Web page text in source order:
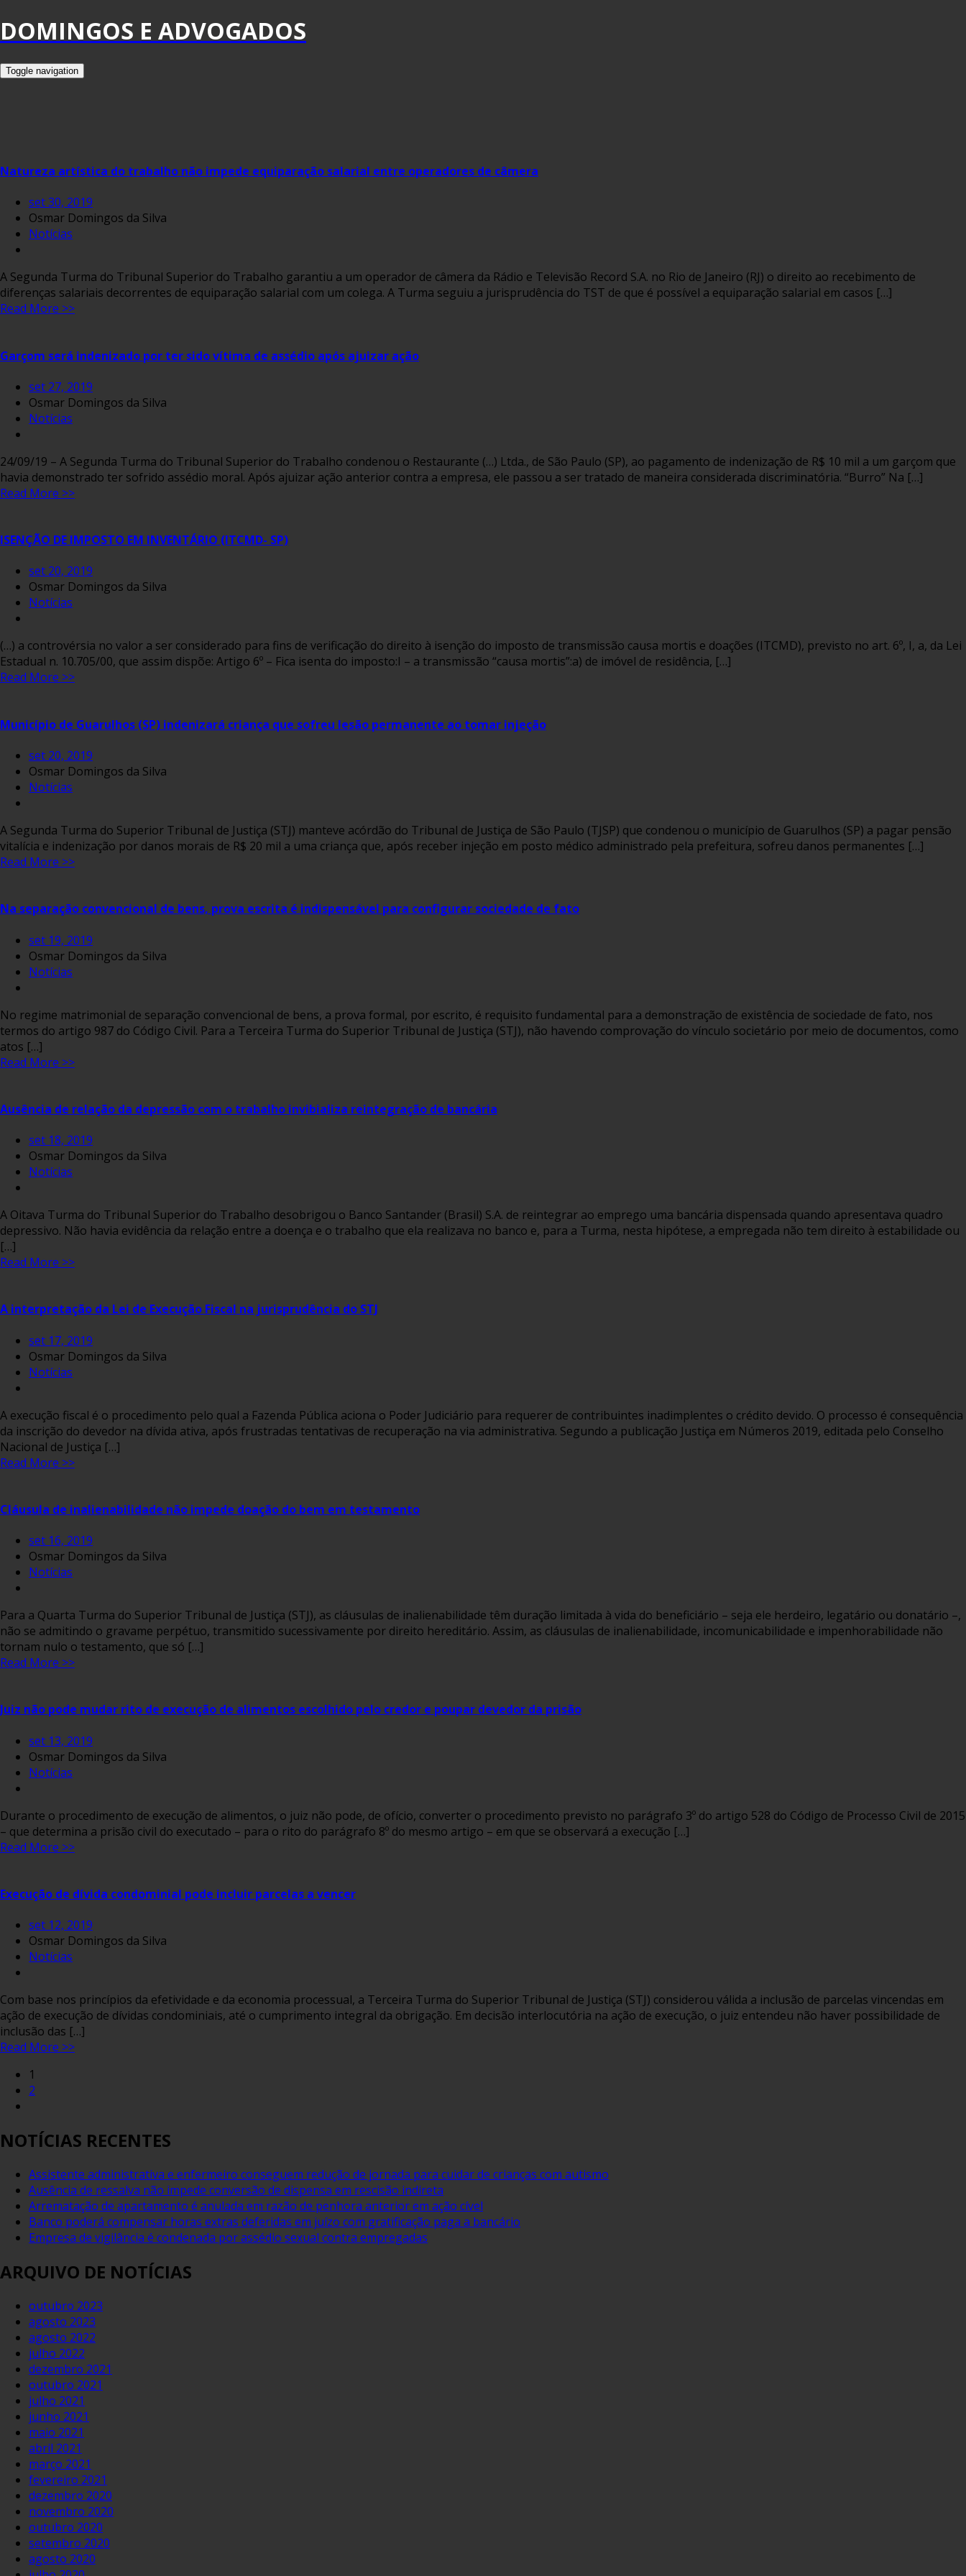
DOMINGOS E ADVOGADOS
Toggle navigation
Natureza artística do trabalho não impede equiparação salarial entre operadores de câmera
set 30, 2019
Osmar Domingos da Silva
Notícias
A Segunda Turma do Tribunal Superior do Trabalho garantiu a um operador de câmera da Rádio e Televisão Record S.A. no Rio de Janeiro (RJ) o direito ao recebimento de
diferenças salariais decorrentes de equiparação salarial com um colega. A Turma seguiu a jurisprudência do TST de que é possível a equiparação salarial em casos […]
Read More >>
Garçom será indenizado por ter sido vítima de assédio após ajuizar ação
set 27, 2019
Osmar Domingos da Silva
Notícias
24/09/19 – A Segunda Turma do Tribunal Superior do Trabalho condenou o Restaurante (…) Ltda., de São Paulo (SP), ao pagamento de indenização de R$ 10 mil a um garçom que
havia demonstrado ter sofrido assédio moral. Após ajuizar ação anterior contra a empresa, ele passou a ser tratado de maneira considerada discriminatória. “Burro” Na […]
Read More >>
ISENÇÃO DE IMPOSTO EM INVENTÁRIO (ITCMD- SP)
set 20, 2019
Osmar Domingos da Silva
Notícias
(…) a controvérsia no valor a ser considerado para fins de verificação do direito à isenção do imposto de transmissão causa mortis e doações (ITCMD), previsto no art. 6º, I, a, da Lei
Estadual n. 10.705/00, que assim dispõe: Artigo 6º – Fica isenta do imposto:I – a transmissão “causa mortis”:a) de imóvel de residência, […]
Read More >>
Município de Guarulhos (SP) indenizará criança que sofreu lesão permanente ao tomar injeção
set 20, 2019
Osmar Domingos da Silva
Notícias
​A Segunda Turma do Superior Tribunal de Justiça (STJ) manteve acórdão do Tribunal de Justiça de São Paulo (TJSP) que condenou o município de Guarulhos (SP) a pagar pensão
vitalícia e indenização por danos morais de R$ 20 mil a uma criança que, após receber injeção em posto médico administrado pela prefeitura, sofreu danos permanentes […]
Read More >>
Na separação convencional de bens, prova escrita é indispensável para configurar sociedade de fato
set 19, 2019
Osmar Domingos da Silva
Notícias
​​No regime matrimonial de separação convencional de bens, a prova formal, por escrito, é requisito fundamental para a demonstração de existência de sociedade de fato, nos
termos do artigo 987 do Código Civil. Para a Terceira Turma do Superior Tribunal de Justiça (STJ), não havendo comprovação do vínculo societário por meio de documentos, como
atos […]
Read More >>
Ausência de relação da depressão com o trabalho invibializa reintegração de bancária
set 18, 2019
Osmar Domingos da Silva
Notícias
A Oitava Turma do Tribunal Superior do Trabalho desobrigou o Banco Santander (Brasil) S.A. de reintegrar ao emprego uma bancária dispensada quando apresentava quadro
depressivo. Não havia evidência da relação entre a doença e o trabalho que ela realizava no banco e, para a Turma, nesta hipótese, a empregada não tem direito à estabilidade ou
[…]
Read More >>
A interpretação da Lei de Execução Fiscal na jurisprudência do STJ
set 17, 2019
Osmar Domingos da Silva
Notícias
​​A execução fiscal é o procedimento pelo qual a Fazenda Pública aciona o Poder Judiciário para requerer de contribuintes inadimplentes o crédito devido. O processo é consequência
da inscrição do devedor na dívida ativa, após frustradas tentativas de recuperação na via administrativa. Segundo a publicação Justiça em Números 2019, editada pelo Conselho
Nacional de Justiça […]
Read More >>
Cláusula de inalienabilidade não impede doação do bem em testamento
set 16, 2019
Osmar Domingos da Silva
Notícias
​Para a Quarta Turma do Superior Tribunal de Justiça (STJ), as cláusulas de inalienabilidade têm duração limitada à vida do beneficiário – seja ele herdeiro, legatário ou donatário –,
não se admitindo o gravame perpétuo, transmitido sucessivamente por direito hereditário. Assim, as cláusulas de inalienabilidade, incomunicabilidade e impenhorabilidade não
tornam nulo o testamento, que só […]
Read More >>
Juiz não pode mudar rito de execução de alimentos escolhido pelo credor e poupar devedor da prisão
set 13, 2019
Osmar Domingos da Silva
Notícias
Durante o procedimento de execução de alimentos, o juiz não pode, de ofício, converter o procedimento previsto no parágrafo 3º do artigo 528 do Código de Processo Civil de 2015
– que determina a prisão civil do executado – para o rito do parágrafo 8º do mesmo artigo – em que se observará a execução […]
Read More >>
Execução de dívida condominial pode incluir parcelas a vencer
set 12, 2019
Osmar Domingos da Silva
Notícias
Com base nos princípios da efetividade e da economia processual, a Terceira Turma do Superior Tribunal de Justiça (STJ) considerou válida a inclusão de parcelas vincendas em
ação de execução de dívidas condominiais, até o cumprimento integral da obrigação. Em decisão interlocutória na ação de execução, o juiz entendeu não haver possibilidade de
inclusão das […]
Read More >>
1
2
NOTÍCIAS RECENTES
Assistente administrativa e enfermeiro conseguem redução de jornada para cuidar de crianças com autismo
Ausência de ressalva não impede conversão de dispensa em rescisão indireta
Arrematação de apartamento é anulada em razão de penhora anterior em ação cível
Banco poderá compensar horas extras deferidas em juízo com gratificação paga a bancário
Empresa de vigilância é condenada por assédio sexual contra empregadas
ARQUIVO DE NOTÍCIAS
outubro 2023
agosto 2023
agosto 2022
julho 2022
dezembro 2021
outubro 2021
julho 2021
junho 2021
maio 2021
abril 2021
março 2021
fevereiro 2021
dezembro 2020
novembro 2020
outubro 2020
setembro 2020
agosto 2020